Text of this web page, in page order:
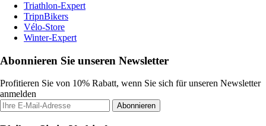
Triathlon-Expert
TripnBikers
Vélo-Store
Winter-Expert
Abonnieren Sie unseren Newsletter
Profitieren Sie von 10% Rabatt, wenn Sie sich für unseren Newsletter
anmelden
Abonnieren